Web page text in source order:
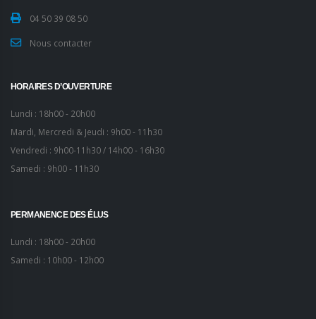
04 50 39 08 50
Nous contacter
HORAIRES D’OUVERTURE
Lundi : 18h00 - 20h00
Mardi, Mercredi & Jeudi : 9h00 - 11h30
Vendredi : 9h00-11h30 / 14h00 - 16h30
Samedi : 9h00 - 11h30
PERMANENCE DES ÉLUS
Lundi : 18h00 - 20h00
Samedi : 10h00 - 12h00